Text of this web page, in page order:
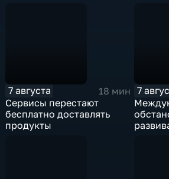
7 августа
18 мин
Сервисы перестают
бесплатно доставлять
продукты
7